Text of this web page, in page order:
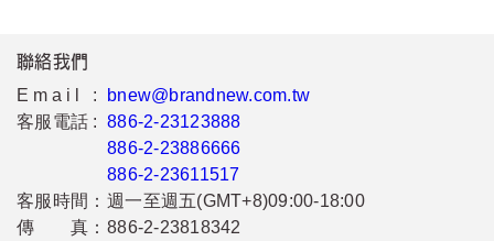
聯絡我們
Email :
bnew@brandnew.com.tw
客服電話 : 886-2-23123888
886-2-23886666
886-2-23611517
客服時間： 週一至週五(GMT+8)09:00-18:00
傳 真： 886-2-23818342